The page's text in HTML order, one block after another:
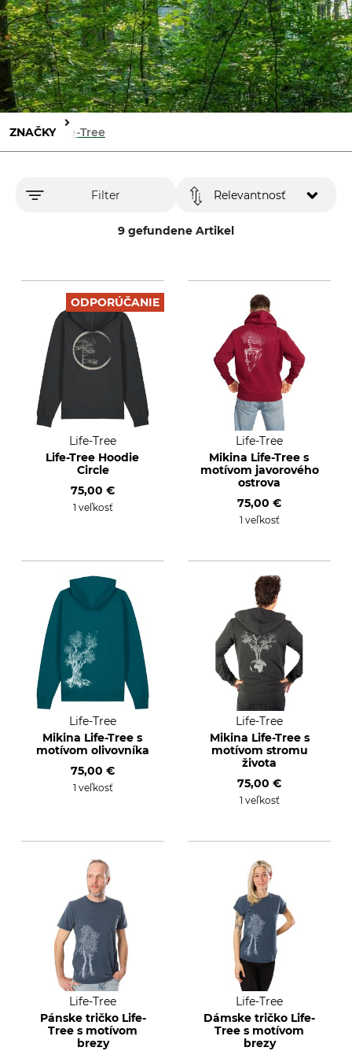
ZNAČKY Life-Tree
Filter
9 gefundene Artikel
Relevantnosť
ODPORÚČANIE
Life-Tree
Life-Tree Hoodie
Circle
75,00 €
1 veľkosť
Life-Tree
Mikina Life-Tree s
motívom javorového
ostrova
75,00 €
1 veľkosť
Life-Tree
Mikina Life-Tree s
motívom olivovníka
75,00 €
1 veľkosť
Life-Tree
Mikina Life-Tree s
motívom stromu
života
75,00 €
1 veľkosť
Life-Tree
Pánske tričko Life-
Tree s motívom
brezy
Life-Tree
Dámske tričko Life-
Tree s motívom
brezy